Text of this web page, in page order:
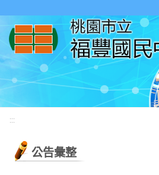
:::
公告彙整